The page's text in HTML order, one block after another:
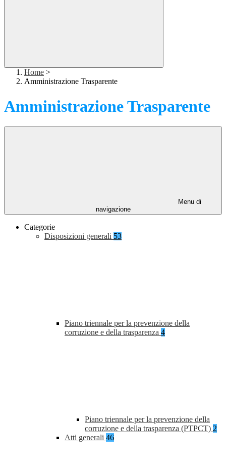
Home >
Amministrazione Trasparente
Amministrazione Trasparente
Menu di
navigazione
Categorie
Disposizioni generali 53
Piano triennale per la prevenzione della
corruzione e della trasparenza 4
Piano triennale per la prevenzione della
corruzione e della trasparenza (PTPCT) 2
Atti generali 46